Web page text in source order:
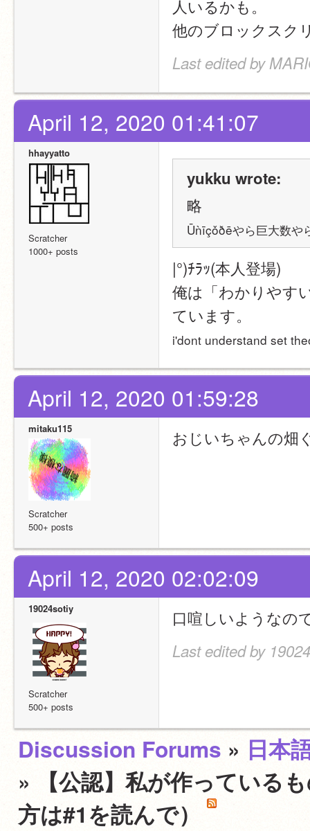
人いるかも。
他のブロックスク
Last edited by
April 12, 2020 01:41:07
hhayyatto
Scratcher
1000+ posts
yukku wrote:
略
Ūǹīçǒðēやら巨大数や
|°)ﾁﾗｯ(本人登場)
俺は「わかりやす
ています。
i'dont understand set
April 12, 2020 01:59:28
mitaku115
Scratcher
500+ posts
おじいちゃんの畑
April 12, 2020 02:02:09
19024sotiy
Scratcher
500+ posts
口喧しいようなの
Last edited by
Discussion Forums » 日本
» 【公認】私が作っている
方は#1を読んで）